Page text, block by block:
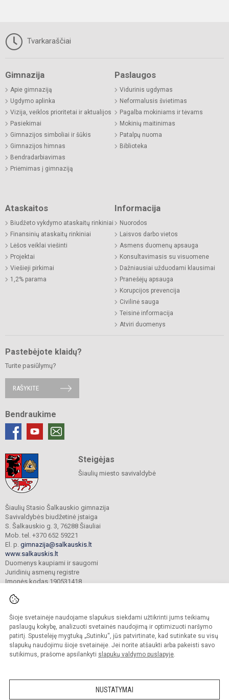
Šioje svetainėje naudojame slapukus siekdami užtikrinti jums teikiamų
paslaugų kokybę, analizuoti svetainės naudojimą ir optimizuoti naršymo
patirtį. Spustelėję mygtuką „Sutinku“, jūs patvirtinate, kad sutinkate su visų
slapukų naudojimu šioje svetainėje. Jei norite atšaukti arba pakeisti savo
sutikimus, prašome apsilankyti slapukų valdymo puslapyje.
NUSTATYMAI
Tvarkaraščiai
Gimnazija
Apie gimnaziją
Ugdymo aplinka
Vizija, veiklos prioritetai ir aktualijos
Pasiekimai
Gimnazijos simboliai ir šūkis
Gimnazijos himnas
Bendradarbiavimas
Priėmimas į gimnaziją
Paslaugos
Vidurinis ugdymas
Neformalusis švietimas
Pagalba mokiniams ir tėvams
Mokinių maitinimas
Patalpų nuoma
Biblioteka
Ataskaitos
Biudžeto vykdymo ataskaitų rinkiniai
Finansinių ataskaitų rinkiniai
Lėšos veiklai viešinti
Projektai
Viešieji pirkimai
1,2% parama
Informacija
Nuorodos
Laisvos darbo vietos
Asmens duomenų apsauga
Konsultavimasis su visuomene
Dažniausiai užduodami klausimai
Pranešėjų apsauga
Korupcijos prevencija
Civilinė sauga
Teisinė informacija
Atviri duomenys
Pastebėjote klaidų?
Turite pasiūlymų?
RAŠYKITE
Bendraukime
Steigėjas
Šiaulių miesto savivaldybė
Šiaulių Stasio Šalkauskio gimnazija
Savivaldybės biudžetinė įstaiga
S. Šalkauskio g. 3, 76288 Šiauliai
Mob. tel. +370 652 59221
El. p. gimnazija@salkauskis.lt
www.salkauskis.lt
Duomenys kaupiami ir saugomi
Juridinių asmenų registre
Įmonės kodas 190531418
© 2024. Šiaulių Stasio Šalkauskio gimnazija. Visos teisės saugomos.
Kopijuoti turinį be raštiško gimnazijos sutikimo griežtai draudžiama.
Prieinamumo paraiška Slapukų valdymas
Sumanus būdas atnaujinti